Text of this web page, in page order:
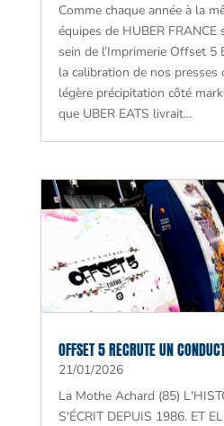
Comme chaque année à la
équipes de HUBER
sein de l’Imprimerie Offset 5
la calibration de nos presses
légère précipitation côté
que UBER EATS livrait...
OFFSET 5 RECRUTE UN
21/01/2026
La Mothe Achard (85)
S'ÉCRIT DEPUIS 1986. ET